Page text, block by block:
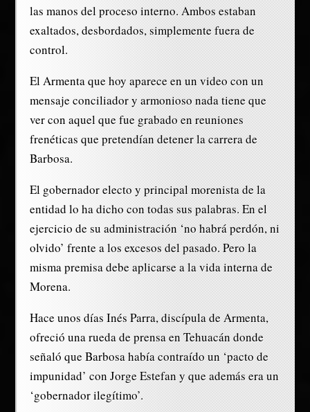
las manos del proceso interno. Ambos estaban
exaltados, desbordados, simplemente fuera de
control.
El Armenta que hoy aparece en un video con un
mensaje conciliador y armonioso nada tiene que
ver con aquel que fue grabado en reuniones
frenéticas que pretendían detener la carrera de
Barbosa.
El gobernador electo y principal morenista de la
entidad lo ha dicho con todas sus palabras. En el
ejercicio de su administración ‘no habrá perdón, ni
olvido’ frente a los excesos del pasado. Pero la
misma premisa debe aplicarse a la vida interna de
Morena.
Hace unos días Inés Parra, discípula de Armenta,
ofreció una rueda de prensa en Tehuacán donde
señaló que Barbosa había contraído un ‘pacto de
impunidad’ con Jorge Estefan y que además era un
‘gobernador ilegítimo’.